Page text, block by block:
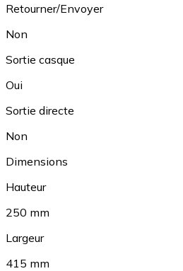
Retourner/Envoyer
Non
Sortie casque
Oui
Sortie directe
Non
Dimensions
Hauteur
250 mm
Largeur
415 mm